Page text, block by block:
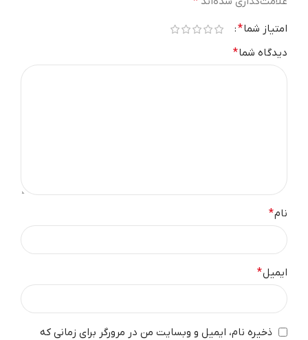
امتیاز شما*
دیدگاه شما*
نام*
ایمیل*
ذخیره نام، ایمیل و وبسایت من در مرورگر برای زمانی که